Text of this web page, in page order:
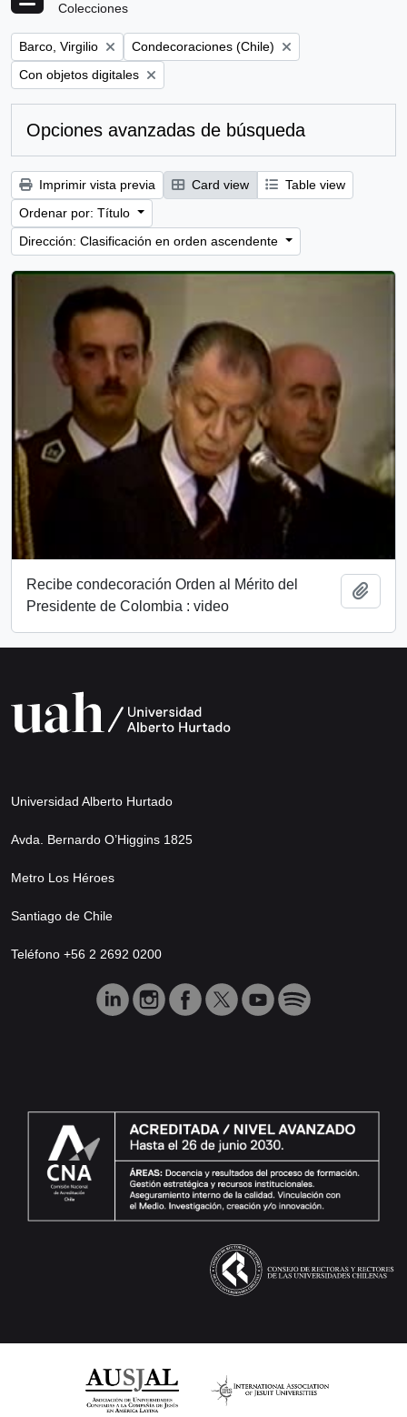
Colecciones
Remove filter:
Barco, Virgilio Remove filter:
Condecoraciones (Chile)
Remove filter:
Con objetos digitales
Opciones avanzadas de búsqueda
Imprimir vista previa Card view
Table view
Ordenar por: Título
Dirección: Clasificación en orden ascendente
Recibe condecoración Orden al Mérito del
Presidente de Colombia : video
Universidad Alberto Hurtado
Avda. Bernardo O’Higgins 1825
Metro Los Héroes
Santiago de Chile
Teléfono +56 2 2692 0200